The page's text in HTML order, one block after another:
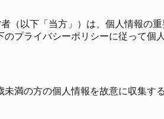
（以下「当方」）は、個人情報の
プライバシーポリシーに従って個
満の方の個人情報を故意に収集